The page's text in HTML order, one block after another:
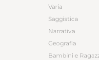
Varia
Saggistica
Narrativa
Geografia
Bambini e